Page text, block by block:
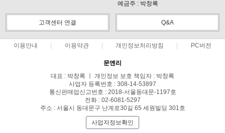
예금주 : 박창록
고객센터 연결 Q&A
이용안내 이용약관 개인정보처리방침 PC버전
문엔리
대표 : 박창록 ㅣ 개인정보 보호 책임자 : 박창록
사업자 등록번호 : 308-14-53897
통신판매업신고번호 : 2018-서울동대문-1197호
전화 : 02-6081-5297
주소 : 서울시 동대문구 난계로30길 65 세원빌딩 301호
사업자정보확인